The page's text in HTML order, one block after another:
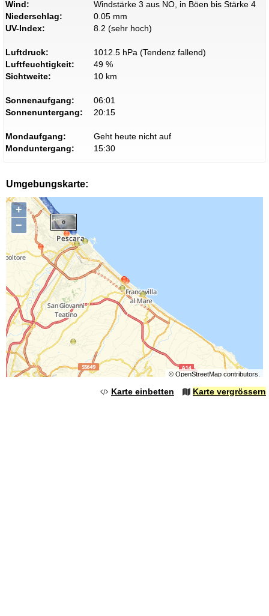
Wind:
Windstärke 3 aus NO, in Böen bis Stärke 4
Niederschlag:
0.05 mm
UV-Index:
8.2 (sehr hoch)
Luftdruck:
1012.5 hPa (Tendenz fallend)
Luftfeuchtigkeit:
49 %
Sichtweite:
10 km
Sonnenaufgang:
06:01
Sonnenuntergang:
20:15
Mondaufgang:
Geht heute nicht auf
Monduntergang:
15:30
Umgebungskarte:
+
−
© OpenStreetMapcontributors.
Karte einbetten Karte vergrössern